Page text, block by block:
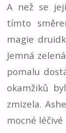
A než se
tímto
magie
Jemná
pomalu
okamžiků
zmizela.
mocné